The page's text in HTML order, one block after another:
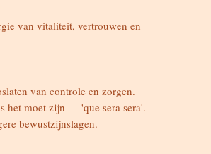
van vitaliteit, vertrouwen en
van controle en zorgen.
het moet zijn — 'que sera sera'.
bewustzijnslagen.